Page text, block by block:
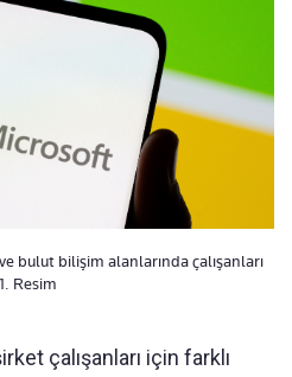
bulut bilişim alanlarında çalışanları
Resim
çalışanları için farklı